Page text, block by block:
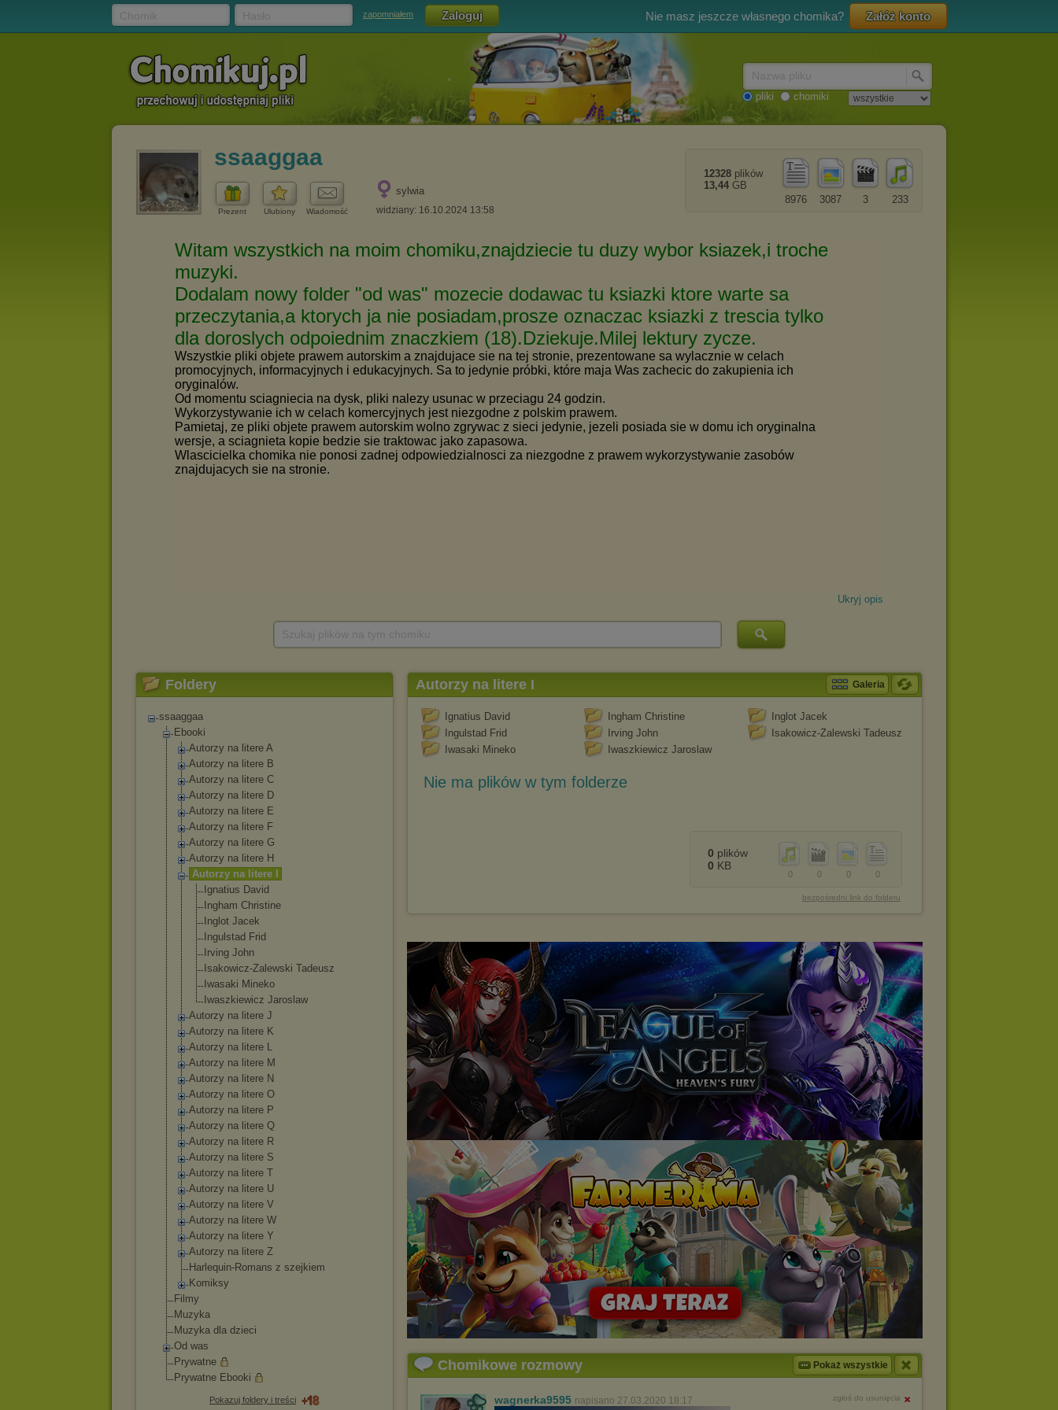
zapomniałem Nie masz jeszcze własnego chomika? Załóż konto
pliki chomiki
ssaaggaa
Prezent Ulubiony Wiadomość
sylwia
widziany: 16.10.2024 13:58
233
3
3087
8976
12328 plików
13,44 GB
Ukryj opis
Foldery
ssaaggaa
Ebooki
Autorzy na litere A
Autorzy na litere B
Autorzy na litere C
Autorzy na litere D
Autorzy na litere E
Autorzy na litere F
Autorzy na litere G
Autorzy na litere H
Autorzy na litere I
Ignatius David
Ingham Christine
Inglot Jacek
Ingulstad Frid
Irving John
Isakowicz-Zalewski Tadeusz
Iwasaki Mineko
Iwaszkiewicz Jaroslaw
Autorzy na litere J
Autorzy na litere K
Autorzy na litere L
Autorzy na litere M
Autorzy na litere N
Autorzy na litere O
Autorzy na litere P
Autorzy na litere Q
Autorzy na litere R
Autorzy na litere S
Autorzy na litere T
Autorzy na litere U
Autorzy na litere V
Autorzy na litere W
Autorzy na litere Y
Autorzy na litere Z
Harlequin-Romans z szejkiem
Komiksy
Filmy
Muzyka
Muzyka dla dzieci
Od was
Prywatne
Prywatne Ebooki
Pokazuj foldery i treści
Autorzy na litere I Galeria
Ignatius David Ingham Christine
Inglot Jacek
Ingulstad Frid
Irving John
Isakowicz-Zalewski Tadeusz
Iwasaki Mineko
Iwaszkiewicz Jaroslaw
Nie ma plików w tym folderze
0
0
0
0
0 plików
0 KB
bezpośredni link do folderu
Chomikowe rozmowy Pokaż wszystkie
wagnerka9595 napisano 27.03.2020 18:17 zgłoś do usunięcia